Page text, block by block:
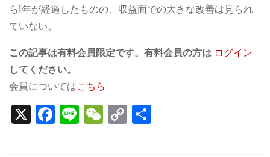
ら1年が経過したものの、収益面での大きな改善は見られ
ていない。
この記事は有料会員限定です。有料会員の方は ログイン
してください。
会員についてはこちら
X F
a
Li
n
W
e
C
o